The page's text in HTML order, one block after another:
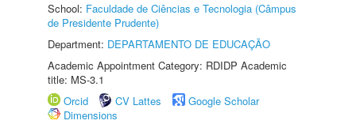
School: Faculdade de Ciências e Tecnologia (Câmpus
de Presidente Prudente)
Department: DEPARTAMENTO DE EDUCAÇÃO
Academic Appointment Category: RDIDP Academic
title: MS-3.1
Orcid
CV Lattes
Google Scholar
Dimensions